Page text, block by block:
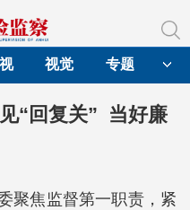
视觉 专题
“回复关” 当好廉
聚焦监督第一职责，紧